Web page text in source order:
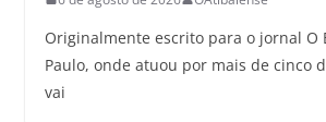
Originalmente escrito para o jornal O
Paulo, onde atuou por mais de cinco
vai